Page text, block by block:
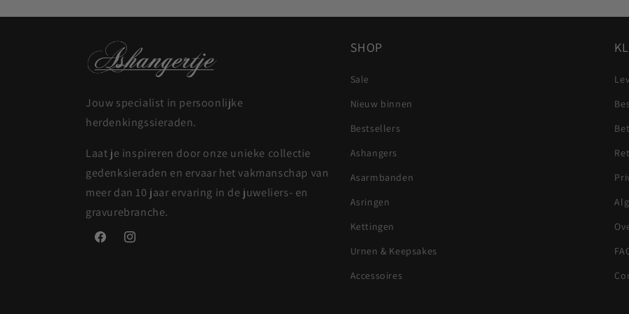
Jouw specialist in persoonlijke
herdenkingssieraden.
Laat je inspireren door onze unieke collectie
gedenksieraden en ervaar het vakmanschap van
meer dan 10 jaar ervaring in de juweliers- en
gravurebranche.
FacebookInstagram
SHOP
Sale
Nieuw binnen
Bestsellers
Ashangers
Asarmbanden
Asringen
Kettingen
Urnen & Keepsakes
Accessoires